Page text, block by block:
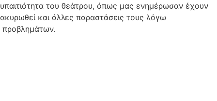
υπαιτιότητα του θεάτρου, όπως μας ενημέρωσαν έχουν
ακυρωθεί και άλλες παραστάσεις τους λόγω
προβλημάτων.